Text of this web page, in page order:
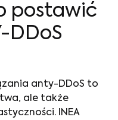
postawić
DDoS
anty-DDoS to
ale także
INEA